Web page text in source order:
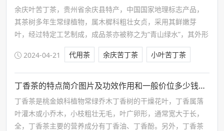
余庆叶苦丁茶，贵州省余庆县特产，中国国家地理标志产品，
其茶树多年生常绿植物，属木樨科粗壮女贞，采用其鲜嫩芽
叶，经过特定工艺制成，成品茶亦被称之为“青山绿水”，其外形
色泽绿润、汤色碧绿、叶底鲜绿，属纯天然野生植物，且入口
微苦清香，苦尽甘来。
2024-04-21 代用茶 余庆苦丁茶 小叶苦丁茶
丁香茶的特点简介图片及功效作用和一般价位多少钱一斤
丁香茶是桃金娘科植物常绿乔木丁香树的干燥花叶，丁香属落
叶灌木或小乔木，小枝粗壮无毛，叶广卵形，通常宽大于长，
全，丁香茶主要的营养成分有丁香油、丁香酚。另外，丁香茶